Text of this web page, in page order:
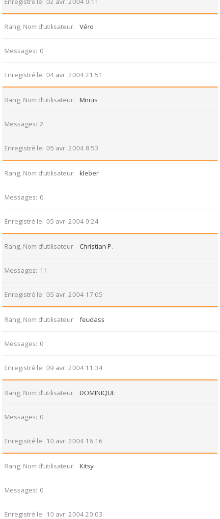
Rang, Nom d’utilisateur Véro
Messages 0
Enregistré le 04 avr. 2004 21:51
Rang, Nom d’utilisateur Minus
Messages 2
Enregistré le 05 avr. 2004 8:53
Rang, Nom d’utilisateur kleber
Messages 0
Enregistré le 05 avr. 2004 9:24
Rang, Nom d’utilisateur Christian P.
Messages 11
Enregistré le 05 avr. 2004 17:05
Rang, Nom d’utilisateur feudass
Messages 0
Enregistré le 09 avr. 2004 11:34
Rang, Nom d’utilisateur DOMINIQUE
Messages 0
Enregistré le 10 avr. 2004 16:16
Rang, Nom d’utilisateur Kitsy
Messages 0
Enregistré le 10 avr. 2004 20:03